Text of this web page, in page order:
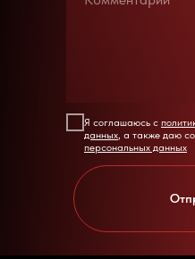
Я соглашаюсь с
данных, а также даю
персональных данных